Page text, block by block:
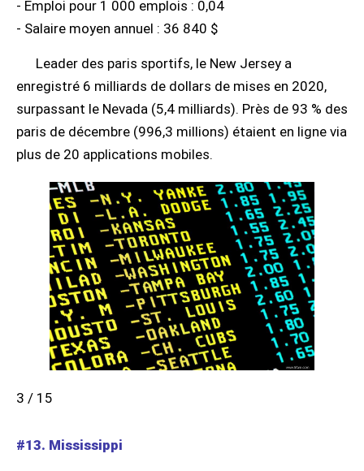
- Emploi pour 1 000 emplois : 0,04
- Salaire moyen annuel : 36 840 $
Leader des paris sportifs, le New Jersey a
enregistré 6 milliards de dollars de mises en 2020,
surpassant le Nevada (5,4 milliards). Près de 93 % des
paris de décembre (996,3 millions) étaient en ligne via
plus de 20 applications mobiles.
3 / 15
#13. Mississippi